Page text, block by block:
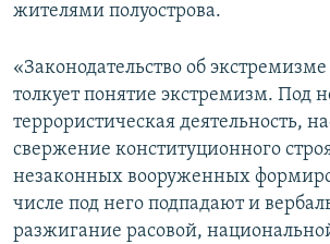
жителями полуострова.
«Законодательство об
толкует понятие экстремизм. Под
террористическая деятельность,
свержение конституционного
незаконных вооруженных
числе под него подпадают и
разжигание расовой,